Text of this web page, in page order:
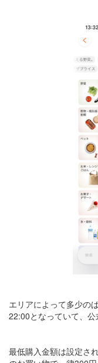
エリアによって多少の
22:00となっていて、公
最低購入金額は設定さ